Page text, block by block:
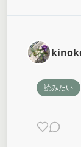
読みたい